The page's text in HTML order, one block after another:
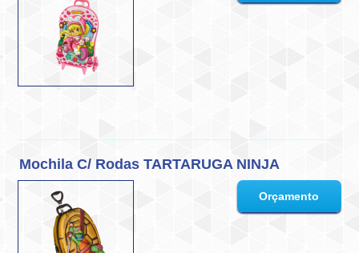
Mochila C/ Rodas TARTARUGA NINJA